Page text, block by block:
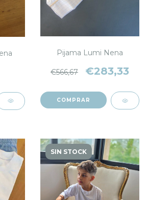
Pijama Lumi Nena
€566,67 €283,33
COMPRAR
SIN STOCK